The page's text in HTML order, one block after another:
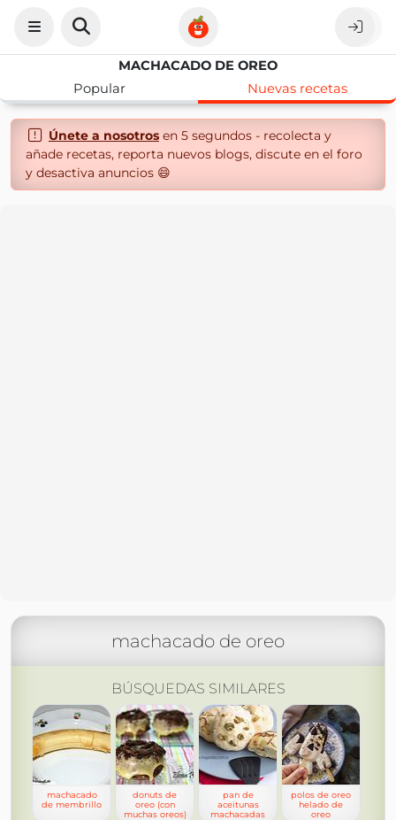
MACHACADO DE OREO
Popular
Nuevas recetas
Únete a nosotrosen 5 segundos - recolecta y
añade recetas, reporta nuevos blogs, discute en el foro
y desactiva anuncios 😄
machacado de oreo
BÚSQUEDAS SIMILARES
machacado
de membrillo
donuts de
oreo (con
muchas oreos)
pan de
aceitunas
machacadas
polos de oreo
helado de
oreo